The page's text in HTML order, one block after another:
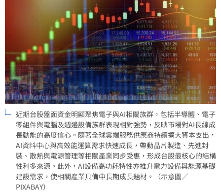
近期台股盤面資金明顯聚焦電子與AI相關族群，包括半導體、電子
零組件與電腦及週邊設備族群表現相對強勢，反映市場對AI長線成
長動能的高度信心。隨著全球雲端服務供應商持續擴大資本支出，
AI資料中心與高效能運算需求快速成長，帶動晶片製造、先進封
裝、散熱與電源管理等相關產業同步受惠，形成台股最核心的結構
性利多來源。此外，AI設備高功耗特性亦推升電力設備與能源基礎
建設需求，使相關產業具備中長期成長題材。（示意圖／
PIXABAY）